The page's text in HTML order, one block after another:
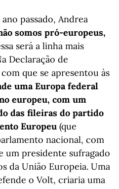
passado, Andrea
somos pró-europeus,
será a linha mais
Declaração de
que se apresentou às
uma Europa federal
europeu, com um
das fileiras do partido
Europeu (que
nacional, com
um presidente sufragado
da União Europeia. Uma
o Volt, criaria uma